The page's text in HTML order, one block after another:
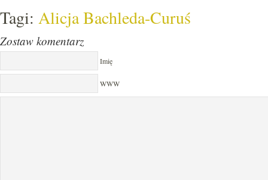
Tagi: Alicja Bachleda-Curuś
Zostaw komentarz
Imię
WWW